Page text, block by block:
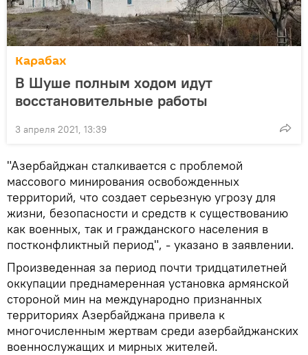
Карабах
В Шуше полным ходом идут
восстановительные работы
3 апреля 2021, 13:39
"Азербайджан сталкивается с проблемой
массового минирования освобожденных
территорий, что создает серьезную угрозу для
жизни, безопасности и средств к существованию
как военных, так и гражданского населения в
постконфликтный период", - указано в заявлении.
Произведенная за период почти тридцатилетней
оккупации преднамеренная установка армянской
стороной мин на международно признанных
территориях Азербайджана привела к
многочисленным жертвам среди азербайджанских
военнослужащих и мирных жителей.